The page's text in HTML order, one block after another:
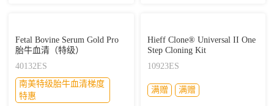
Fetal Bovine Serum Gold Pro
胎牛血清（特级）
40132ES
南美特级胎牛血清梯度
特惠
Hieff Clone® Universal II One
Step Cloning Kit
10923ES
满赠 满赠